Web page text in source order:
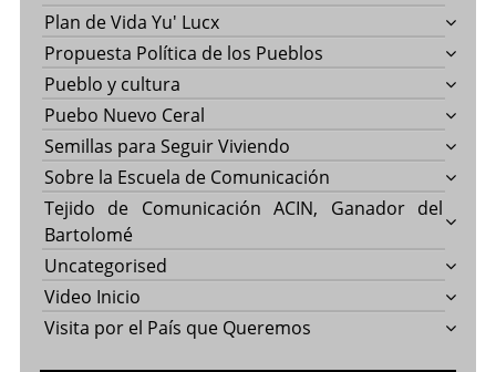
Plan de Vida Yu' Lucx
Propuesta Política de los Pueblos
Pueblo y cultura
Puebo Nuevo Ceral
Semillas para Seguir Viviendo
Sobre la Escuela de Comunicación
Tejido de Comunicación ACIN, Ganador del
Bartolomé
Uncategorised
Video Inicio
Visita por el País que Queremos